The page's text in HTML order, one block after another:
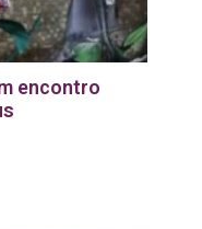
encontro